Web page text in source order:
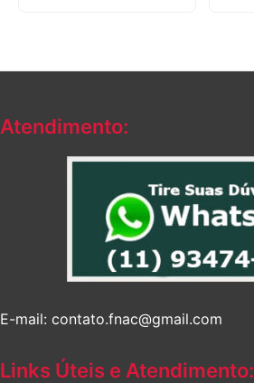
Atendimento:
E-mail: contato.fnac@gmail.com
Links Úteis e Atendimento: